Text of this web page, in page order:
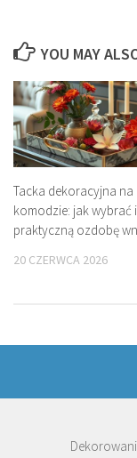
YOU MAY
Tacka dekoracyjna na
komodzie: jak wybrać
praktyczną ozdobę
20 CZERWCA 2026